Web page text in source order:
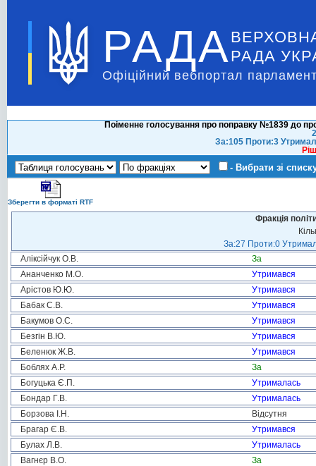
РАДА РАДА
Офіційний вебпортал
Поіменне голосування про поправку №1839 до
За:105 Проти:3
- Вибрати зі
Зберегти в форматі RTF
Фракція
За:27 Проти:0
Аліксійчук О.В.
За
Ананченко М.О.
Утримався
Арістов Ю.Ю.
Утримався
Бабак С.В.
Утримався
Бакумов О.С.
Утримався
Безгін В.Ю.
Утримався
Беленюк Ж.В.
Утримався
Боблях А.Р.
За
Богуцька Є.П.
Утрималась
Бондар Г.В.
Утрималась
Борзова І.Н.
Відсутня
Брагар Є.В.
Утримався
Булах Л.В.
Утрималась
Вагнєр В.О.
За